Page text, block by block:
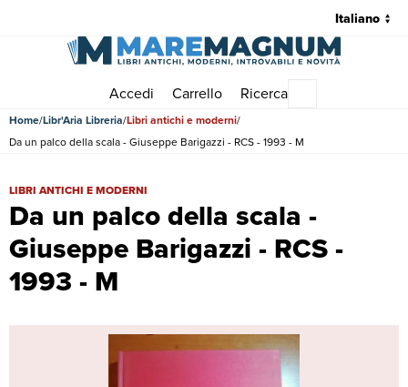
Accedi Carrello Ricerca
Home Libr'Aria Libreria Libri antichi e moderni
Da un palco della scala - Giuseppe Barigazzi - RCS - 1993 - M
Da un palco della scala -
Giuseppe Barigazzi - RCS -
1993 - M
Da un palco della scala - Giuseppe Barigazzi - RCS - 1993 - M |
LIBRI ANTICHI E MODERNI